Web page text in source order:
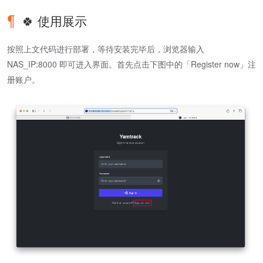
🍀 使用展示
按照上文代码进行部署，等待安装完毕后，浏览器输入
NAS_IP:8000 即可进入界面。首先点击下图中的「Register now」注
册账户。